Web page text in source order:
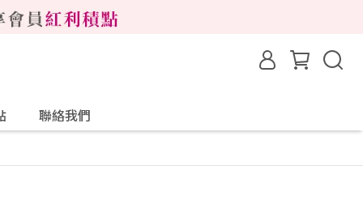
聯絡我們